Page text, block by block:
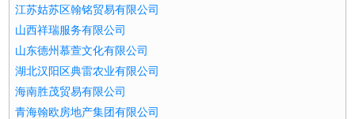
江苏姑苏区翰铭贸易有限公司
山西祥瑞服务有限公司
山东德州慕萱文化有限公司
湖北汉阳区典雷农业有限公司
海南胜茂贸易有限公司
青海翰欧房地产集团有限公司